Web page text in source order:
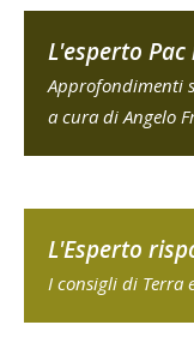
L'esperto
Approfondimenti
a cura di Angelo
L'Esperto
I consigli di Terra